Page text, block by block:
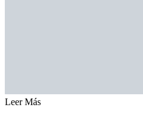
Leer Más